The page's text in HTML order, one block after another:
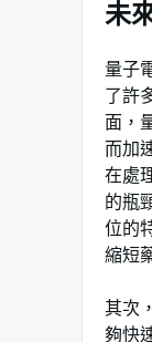
未
量子
了許
面，
而加
在處
的瓶
位的
縮短
其次
夠快